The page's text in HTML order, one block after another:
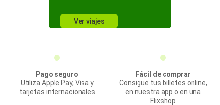
Ver viajes
Pago seguro
Utiliza Apple Pay, Visa y
tarjetas internacionales
Fácil de comprar
Consigue tus billetes online,
en nuestra app o en una
Flixshop